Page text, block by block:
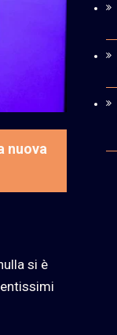
nuova
si è